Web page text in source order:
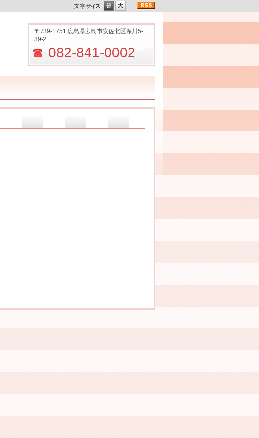
〒739-1751 広島県広島市安佐北区深川5-
39-2
082-841-0002